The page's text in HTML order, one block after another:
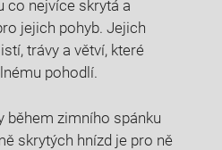
co nejvíce skrytá a
jejich pohyb. ​Jejich
trávy ​a větví, které
pohodlí.
během zimního spánku
skrytých hnízd je pro ⁤ně